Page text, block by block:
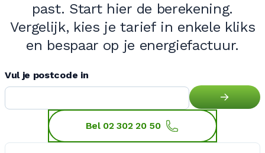
past. Start hier de berekening.
Vergelijk, kies je tarief in enkele kliks
en bespaar op je energiefactuur.
Vul je postcode in
Bel 02 302 20 50